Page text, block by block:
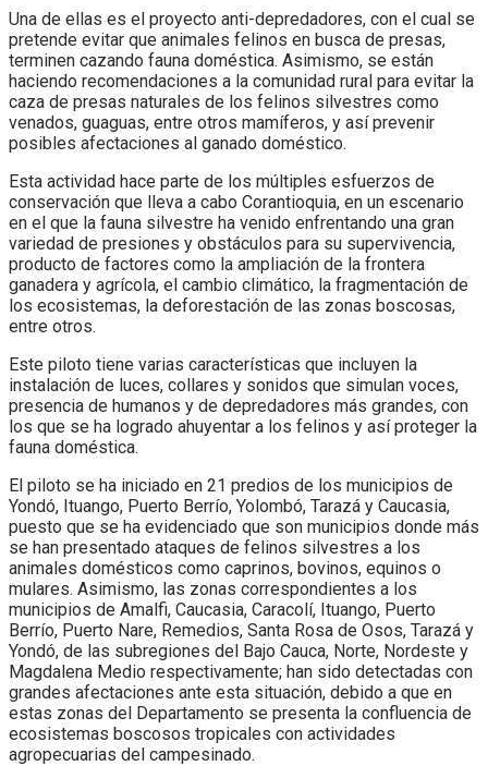
Una de ellas es el proyecto anti-depredadores, con el cual se
pretende evitar que animales felinos en busca de presas,
terminen cazando fauna doméstica. Asimismo, se están
haciendo recomendaciones a la comunidad rural para evitar la
caza de presas naturales de los felinos silvestres como
venados, guaguas, entre otros mamíferos, y así prevenir
posibles afectaciones al ganado doméstico.
Esta actividad hace parte de los múltiples esfuerzos de
conservación que lleva a cabo Corantioquia, en un escenario
en el que la fauna silvestre ha venido enfrentando una gran
variedad de presiones y obstáculos para su supervivencia,
producto de factores como la ampliación de la frontera
ganadera y agrícola, el cambio climático, la fragmentación de
los ecosistemas, la deforestación de las zonas boscosas,
entre otros.
Este piloto tiene varias características que incluyen la
instalación de luces, collares y sonidos que simulan voces,
presencia de humanos y de depredadores más grandes, con
los que se ha logrado ahuyentar a los felinos y así proteger la
fauna doméstica.
El piloto se ha iniciado en 21 predios de los municipios de
Yondó, Ituango, Puerto Berrío, Yolombó, Tarazá y Caucasia,
puesto que se ha evidenciado que son municipios donde más
se han presentado ataques de felinos silvestres a los
animales domésticos como caprinos, bovinos, equinos o
mulares. Asimismo, las zonas correspondientes a los
municipios de Amalfi, Caucasia, Caracolí, Ituango, Puerto
Berrío, Puerto Nare, Remedios, Santa Rosa de Osos, Tarazá y
Yondó, de las subregiones del Bajo Cauca, Norte, Nordeste y
Magdalena Medio respectivamente; han sido detectadas con
grandes afectaciones ante esta situación, debido a que en
estas zonas del Departamento se presenta la confluencia de
ecosistemas boscosos tropicales con actividades
agropecuarias del campesinado.